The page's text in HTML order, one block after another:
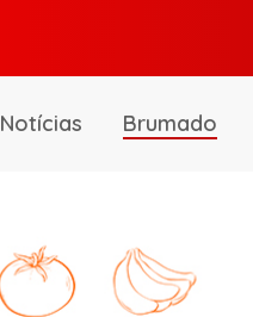
Notícias Brumado